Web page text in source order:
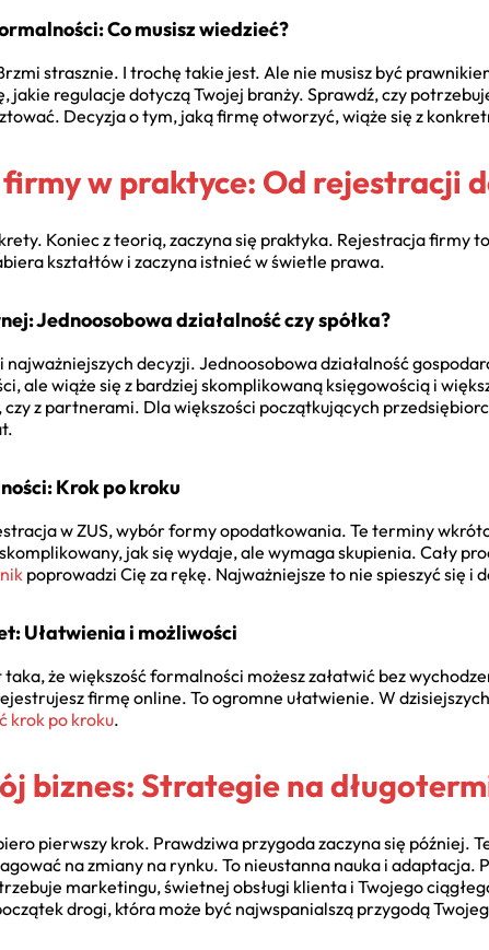
Co musisz wiedzieć?
strasznie. I trochę takie jest. Ale nie musisz być
jakie regulacje dotyczą Twojej branży. Sprawdź, czy
Decyzja o tym, jaką firmę otworzyć, wiąże się z
w praktyce: Od rejestracji
Koniec z teorią, zaczyna się praktyka. Rejestracja firmy
kształtów i zaczyna istnieć w świetle prawa.
Jednoosobowa działalność czy spółka?
najważniejszych decyzji. Jednoosobowa działalność
ale wiąże się z bardziej skomplikowaną księgowością i
czy z partnerami. Dla większości początkujących
Krok po kroku
w ZUS, wybór formy opodatkowania. Te terminy
jak się wydaje, ale wymaga skupienia. Cały
poprowadzi Cię za rękę. Najważniejsze to nie spieszyć się i
Ułatwienia i możliwości
że większość formalności możesz załatwić bez
firmę online. To ogromne ułatwienie. W
krok po kroku.
biznes: Strategie na
pierwszy krok. Prawdziwa przygoda zaczyna się później.
na zmiany na rynku. To nieustanna nauka i adaptacja.
marketingu, świetnej obsługi klienta i Twojego
drogi, która może być najwspanialszą przygodą